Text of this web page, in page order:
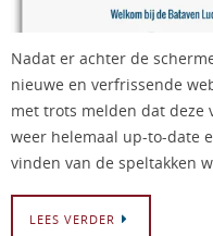
Nadat er achter de
nieuwe en verfrissende
met trots melden dat deze
weer helemaal up-to-date
vinden van de speltakken
LEES VERDER